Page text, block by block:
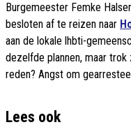
Burgemeester Femke
besloten af te reizen naar
aan de lokale lhbti-
dezelfde plannen, maar
reden? Angst om
Lees ook